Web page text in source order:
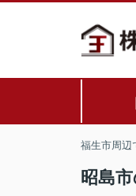
福生市周辺
昭島